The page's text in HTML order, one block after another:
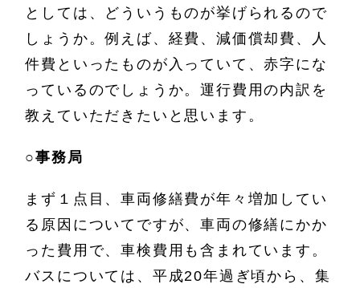
としては、どういうものが挙げられるので
しょうか。例えば、経費、減価償却費、人
件費といったものが入っていて、赤字にな
っているのでしょうか。運行費用の内訳を
教えていただきたいと思います。
○事務局
まず１点目、車両修繕費が年々増加してい
る原因についてですが、車両の修繕にかか
った費用で、車検費用も含まれています。
バスについては、平成20年過ぎ頃から、集